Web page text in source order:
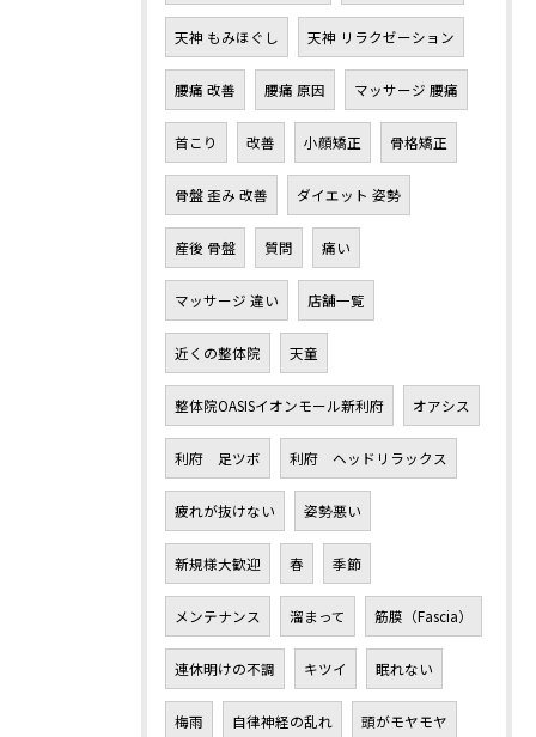
天神 もみほぐし 天神 リラクゼーション
腰痛 改善 腰痛 原因 マッサージ 腰痛
首こり 改善 小顔矯正 骨格矯正
骨盤 歪み 改善 ダイエット 姿勢
産後 骨盤 質問 痛い
マッサージ 違い 店舗一覧
近くの整体院 天童
整体院OASISイオンモール新利府 オアシス
利府 足ツボ 利府 ヘッドリラックス
疲れが抜けない 姿勢悪い
新規様大歓迎 春 季節
メンテナンス 溜まって 筋膜（Fascia）
連休明けの不調 キツイ 眠れない
梅雨 自律神経の乱れ 頭がモヤモヤ